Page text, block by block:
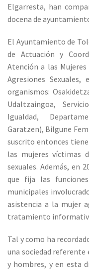
Elgarresta, han
docena de
El Ayuntamiento de
de Actuación y
Atención a las
Agresiones
organismos:
Udaltzaingoa,
Igualdad,
Garatzen), Bilgune
suscrito entonces
las mujeres víctimas
sexuales. Además, en
que fija las
municipales
asistencia a la mujer
tratamiento
Tal y como ha
una sociedad
y hombres, y en esta